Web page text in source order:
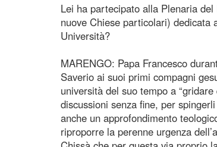
Lei ha partecipato alla Plenaria
nuove Chiese particolari)
Università?
MARENGO: Papa Francesco
Saverio ai suoi primi compagni
università del suo tempo a
discussioni senza fine, per
anche un approfondimento
riproporre la perenne urgenza